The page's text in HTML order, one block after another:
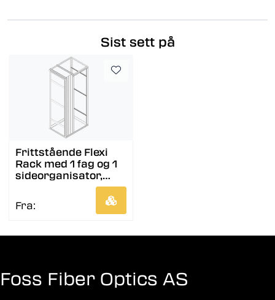
Sist sett på
Frittstående Flexi
Rack med 1 fag og 1
sideorganisator,
Fra:
Foss Fiber Optics AS